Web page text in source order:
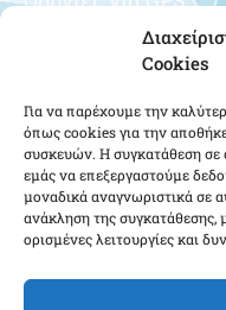
Cookies
Για να παρέχουμε την
όπως cookies για την
συσκευών. Η συγκατάθεση σε
εμάς να επεξεργαστούμε
μοναδικά αναγνωριστικά σε
ανάκληση της συγκατάθεσης,
ορισμένες λειτουργίες και
Κάντε κλικ